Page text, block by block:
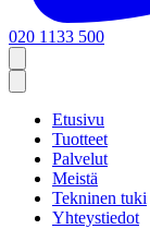
020 1133 500
Etusivu
Tuotteet
Palvelut
Meistä
Tekninen tuki
Yhteystiedot